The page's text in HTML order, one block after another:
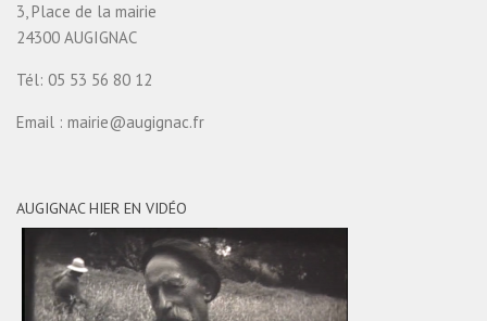
3, Place de la mairie
24300 AUGIGNAC
Tél: 05 53 56 80 12
Email : mairie@augignac.fr
AUGIGNAC HIER EN VIDÉO